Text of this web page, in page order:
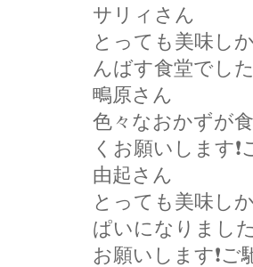
サリィさん
とっても美味し
んばす食堂でし
鴫原さん
色々なおかずが
くお願いします❗
由起さん
とっても美味し
ぱいになりまし
お願いします❗ご